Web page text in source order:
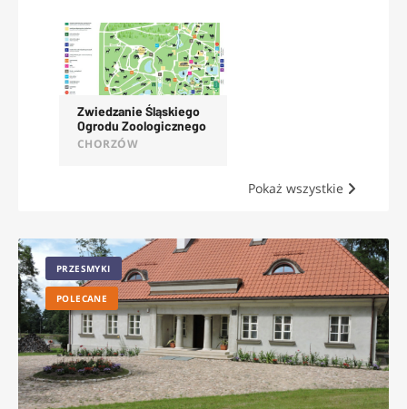
Zwiedzanie Śląskiego
Ogrodu Zoologicznego
CHORZÓW
Pokaż wszystkie
PRZESMYKI
POLECANE